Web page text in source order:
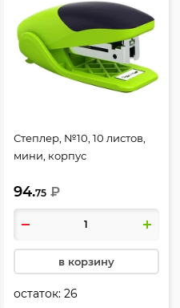
Степлер, №10, 10 листов,
мини, корпус
антистеплер, цвет
салатовый, ErgoLine,
Неон, Erich Krause, 46150
94.75 ₽
в корзину
остаток:26